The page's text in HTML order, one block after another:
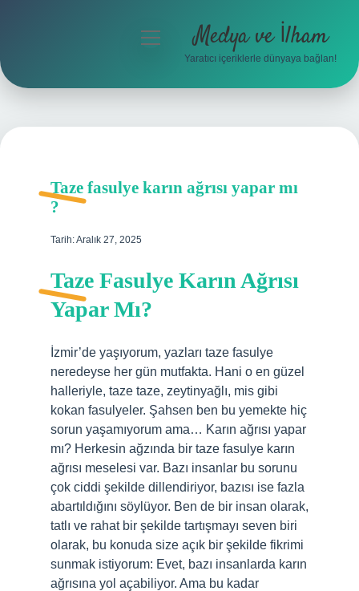
Hakkımızda
menüyü
Medya ve İlham
Yaratıcı içeriklerle dünyaya bağlan!
Taze fasulye karın ağrısı yapar mı
?
Tarih: Aralık 27, 2025
Taze Fasulye Karın Ağrısı
Yapar Mı?
İzmir’de yaşıyorum, yazları taze fasulye
neredeyse her gün mutfakta. Hani o en güzel
halleriyle, taze taze, zeytinyağlı, mis gibi
kokan fasulyeler. Şahsen ben bu yemekte hiç
sorun yaşamıyorum ama… Karın ağrısı yapar
mı? Herkesin ağzında bir taze fasulye karın
ağrısı meselesi var. Bazı insanlar bu sorunu
çok ciddi şekilde dillendiriyor, bazısı ise fazla
abartıldığını söylüyor. Ben de bir insan olarak,
tatlı ve rahat bir şekilde tartışmayı seven biri
olarak, bu konuda size açık bir şekilde fikrimi
sunmak istiyorum: Evet, bazı insanlarda karın
ağrısına yol açabiliyor. Ama bu kadar